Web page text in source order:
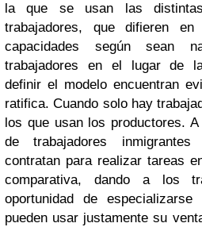
la que se usan las
trabajadores, que difieren
capacidades según sean
trabajadores en el lugar de
definir el modelo encuentran
ratifica. Cuando solo hay
los que usan los productores.
de trabajadores
contratan para realizar tareas
comparativa, dando a los
oportunidad de
pueden usar justamente su